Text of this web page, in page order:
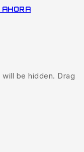
AHORA
be hidden. Drag